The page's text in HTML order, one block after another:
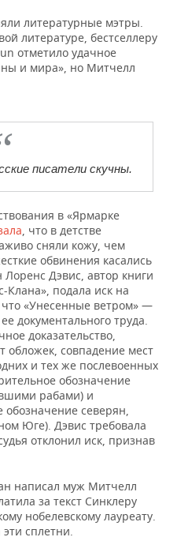
литературные мэтры.
литературе, бестселлеру
отметило удачное
и мира», но Митчелл
писатели скучны.
в «Ярмарке
, что в детстве
сняли кожу, чем
обвинения касались
Лоренс Дэвис, автор книги
Клана», подала иск на
«Унесенные ветром» —
документального труда.
доказательство,
обложек, совпадение мест
и тех же послевоенных
обозначение
рабами) и
северян,
Юге). Дэвис требовала
отклонил иск, признав
написал муж Митчелл
за текст Синклеру
нобелевскому лауреату.
сплетни.